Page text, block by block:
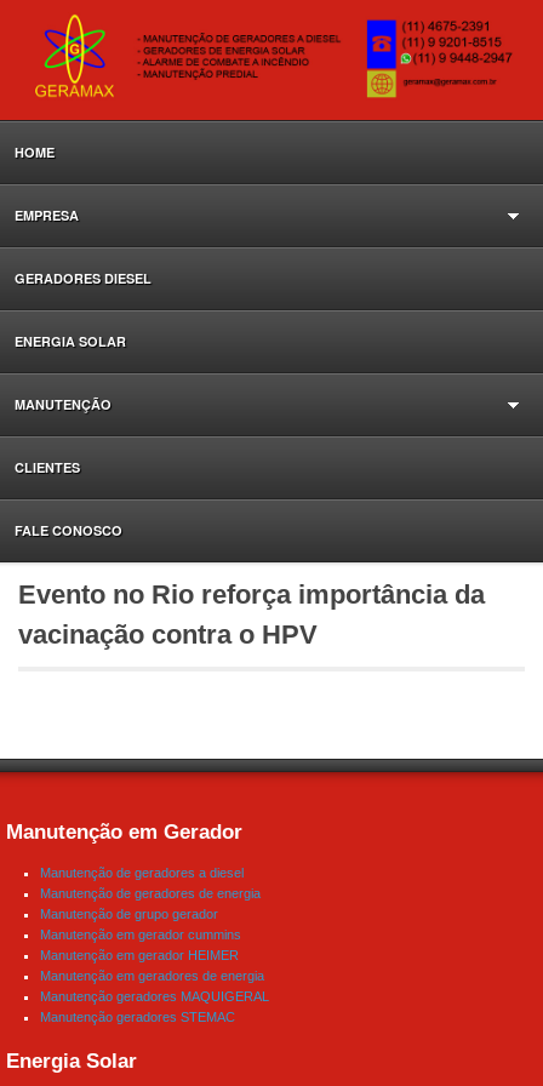
HOME
EMPRESA
GERADORES DIESEL
ENERGIA SOLAR
MANUTENÇÃO
CLIENTES
FALE CONOSCO
Evento no Rio reforça importância da
vacinação contra o HPV
Manutenção em Gerador
Manutenção de geradores a diesel
Manutenção de geradores de energia
Manutenção de grupo gerador
Manutenção em gerador cummins
Manutenção em gerador HEIMER
Manutenção em geradores de energia
Manutenção geradores MAQUIGERAL
Manutenção geradores STEMAC
Energia Solar